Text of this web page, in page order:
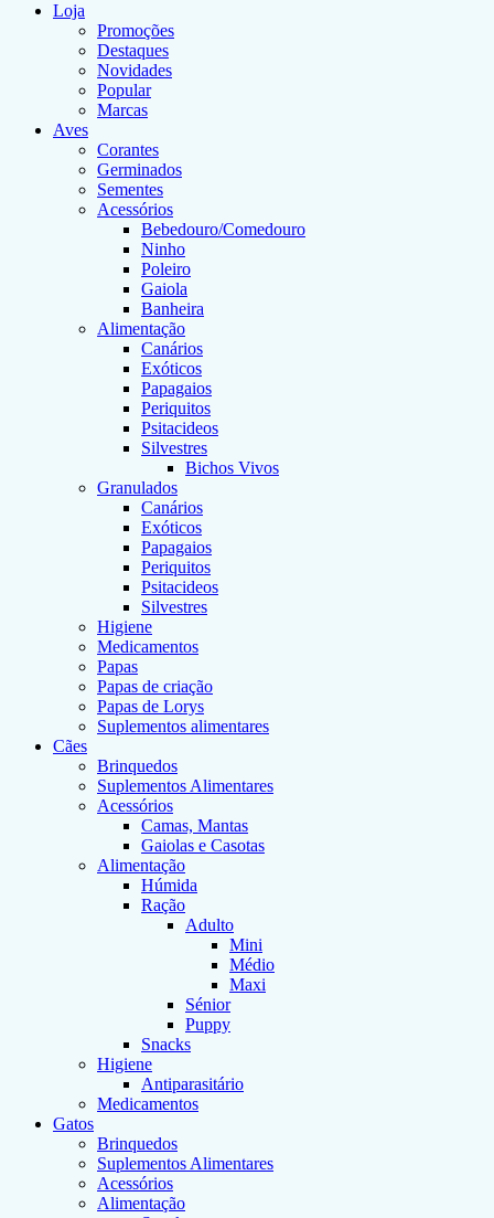
Loja
Promoções
Destaques
Novidades
Popular
Marcas
Aves
Corantes
Germinados
Sementes
Acessórios
Bebedouro/Comedouro
Ninho
Poleiro
Gaiola
Banheira
Alimentação
Canários
Exóticos
Papagaios
Periquitos
Psitacideos
Silvestres
Bichos Vivos
Granulados
Canários
Exóticos
Papagaios
Periquitos
Psitacideos
Silvestres
Higiene
Medicamentos
Papas
Papas de criação
Papas de Lorys
Suplementos alimentares
Cães
Brinquedos
Suplementos Alimentares
Acessórios
Camas, Mantas
Gaiolas e Casotas
Alimentação
Húmida
Ração
Adulto
Mini
Médio
Maxi
Sénior
Puppy
Snacks
Higiene
Antiparasitário
Medicamentos
Gatos
Brinquedos
Suplementos Alimentares
Acessórios
Alimentação